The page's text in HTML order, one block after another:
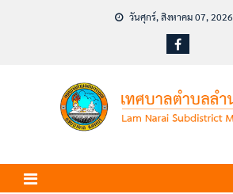
วันศุกร์, สิงหาคม 07, 2026